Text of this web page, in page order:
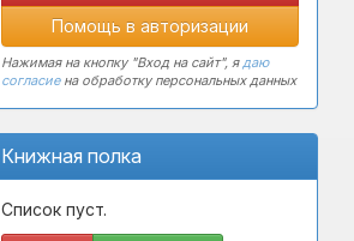
Помощь в авторизации
Нажимая на кнопку "Вход на сайт", ядаю
согласиена обработку персональных данных
Книжная полка
Список пуст.